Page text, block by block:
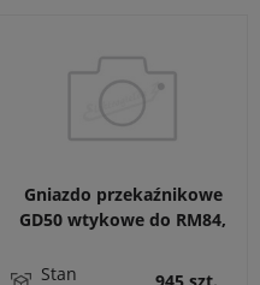
Gniazdo przekaźnikowe
GD50 wtykowe do RM84,
RMP84, RMP85, RM83,
Stan